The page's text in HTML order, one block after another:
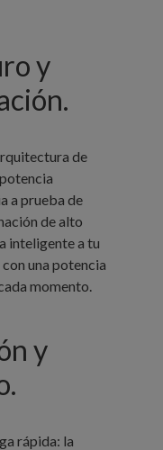
y
de
a prueba de
de alto
inteligente a tu
una potencia
momento.
y
rápida: la